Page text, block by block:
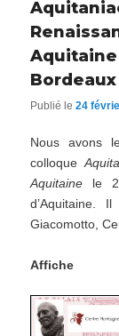
Bordeaux
Publié le24
Nous avons
colloque
Aquitaine le
d’Aquitaine.
Giacomotto,
Affiche